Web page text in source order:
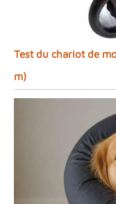
Test du chariot de
m)